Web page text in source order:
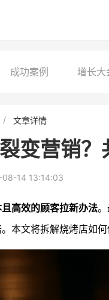
成功案例 增长大
文章详情
变营销
08-14 13:14:03
高效的顾客拉新办法
本文将拆解烧烤店如何